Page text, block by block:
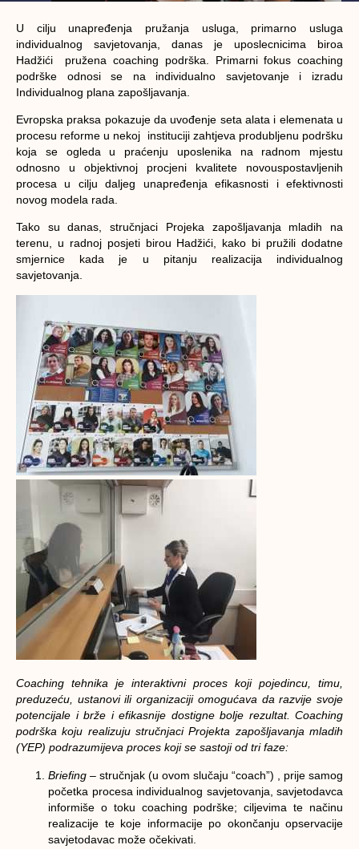
U cilju unapređenja pružanja usluga, primarno usluga
individualnog savjetovanja, danas je uposlecnicima biroa
Hadžići pružena coaching podrška. Primarni fokus coaching
podrške odnosi se na individualno savjetovanje i izradu
Individualnog plana zapošljavanja.
Evropska praksa pokazuje da uvođenje seta alata i elemenata u
procesu reforme u nekoj instituciji zahtjeva produbljenu podršku
koja se ogleda u praćenju uposlenika na radnom mjestu
odnosno u objektivnoj procjeni kvalitete novouspostavljenih
procesa u cilju daljeg unapređenja efikasnosti i efektivnosti
novog modela rada.
Tako su danas, stručnjaci Projeka zapošljavanja mladih na
terenu, u radnoj posjeti birou Hadžići, kako bi pružili dodatne
smjernice kada je u pitanju realizacija individualnog
savjetovanja.
Coaching tehnika je interaktivni proces koji pojedincu, timu,
preduzeću, ustanovi ili organizaciji omogućava da razvije svoje
potencijale i brže i efikasnije dostigne bolje rezultat. Coaching
podrška koju realizuju stručnjaci Projekta zapošljavanja mladih
(YEP) podrazumijeva proces koji se sastoji od tri faze:
Briefing – stručnjak (u ovom slučaju “coach”) , prije samog
početka procesa individualnog savjetovanja, savjetodavca
informiše o toku coaching podrške; ciljevima te načinu
realizacije te koje informacije po okončanju opservacije
savjetodavac može očekivati.